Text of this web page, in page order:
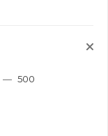
— 500